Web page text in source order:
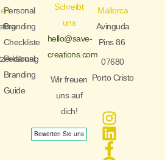
Personal
Branding
Checkliste
Personal
Branding
Guide
Schreibt
uns
hello@save-
creations.com
Wir freuen
uns auf
dich!
Mallorca
Avinguda
Pins 86
07680
Porto Cristo